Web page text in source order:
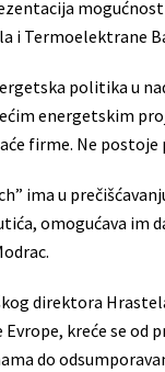
i Termoelektrane
politika u
energetskim
firme. Ne postoje
ima u
omogućava im
direktora
kreće se od
do